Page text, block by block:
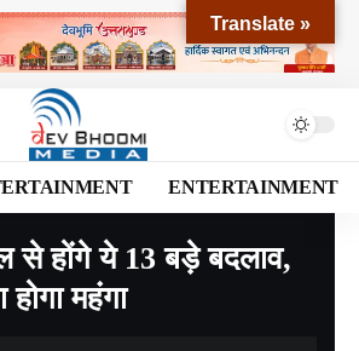
ENTERTAINMENT
>NATIONAL>आज 1 अप्रैल से होंगे ये 13 बड़े बदलाव, सोना खरीदना होगा महंगा
होंगे ये 13 बड़े बदलाव,
होगा महंगा
Translate »